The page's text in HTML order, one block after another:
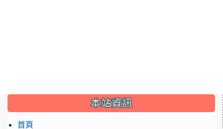
::: 本站資訊
首頁